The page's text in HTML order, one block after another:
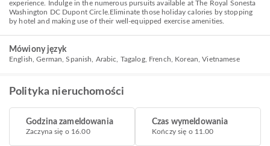
experience. Indulge in the numerous pursuits available at The Royal Sonesta
Washington DC Dupont Circle.Eliminate those holiday calories by stopping
by hotel and making use of their well-equipped exercise amenities.
Mówiony język
English, German, Spanish, Arabic, Tagalog, French, Korean, Vietnamese
Polityka nieruchomości
Godzina zameldowania
Zaczyna się o 16.00
Czas wymeldowania
Kończy się o 11.00